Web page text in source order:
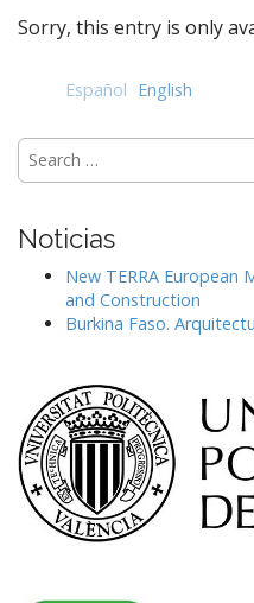
n
Sorry, this entry is only
Español English
Search
for:
Noticias
New TERRA European
and Construction
Burkina Faso.